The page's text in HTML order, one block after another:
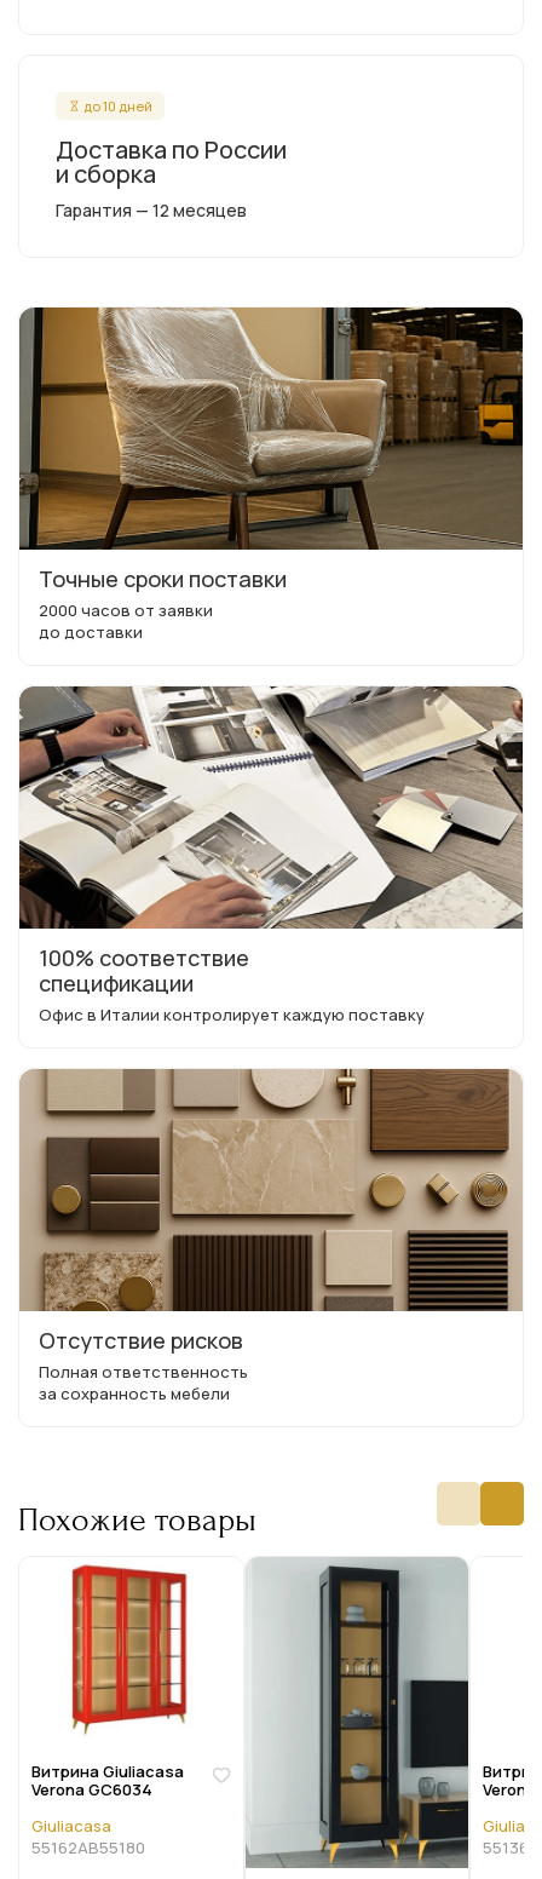
до 10 дней
Доставка по России
и сборка
Гарантия — 12 месяцев
Точные сроки поставки
2000 часов от заявки
до доставки
100% соответствие
спецификации
Офис в Италии контролирует каждую поставку
Отсутствие рисков
Полная ответственность
за сохранность мебели
Похожие товары
Витрина Giuliacasa
Verona GC6034
Giuliacasa
55162AB55180
Verona